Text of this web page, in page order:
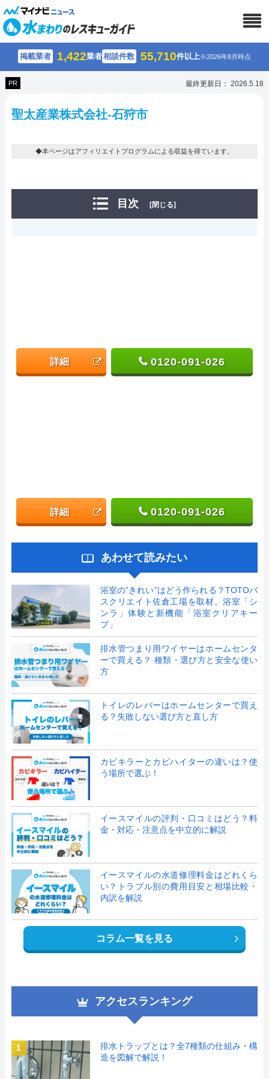
掲載業者 1,422業者相談件数 55,710件以上※2026年8月時点
PR 最終更新日： 2026.5.18
聖太産業株式会社-石狩市
◆本ページはアフィリエイトプログラムによる収益を得ています。
目次 [閉じる]
詳細 0120-091-026
詳細 0120-091-026
あわせて読みたい
浴室の”きれい”はどう作られる？TOTOバ
スクリエイト佐倉工場を取材。浴室「シ
ンラ」体験と新機能「浴室クリアキー
プ」
排水管つまり用ワイヤーはホームセンタ
ーで買える？ 種類・選び方と安全な使い
方
トイレのレバーはホームセンターで買え
る？失敗しない選び方と直し方
カビキラーとカビハイターの違いは？使
う場所で選ぶ！
イースマイルの評判・口コミはどう？料
金・対応・注意点を中立的に解説
イースマイルの水道修理料金はどれくら
い？トラブル別の費用目安と相場比較・
内訳を解説
コラム一覧を見る
アクセスランキング
1
排水トラップとは？全7種類の仕組み・構
造を図解で解説！